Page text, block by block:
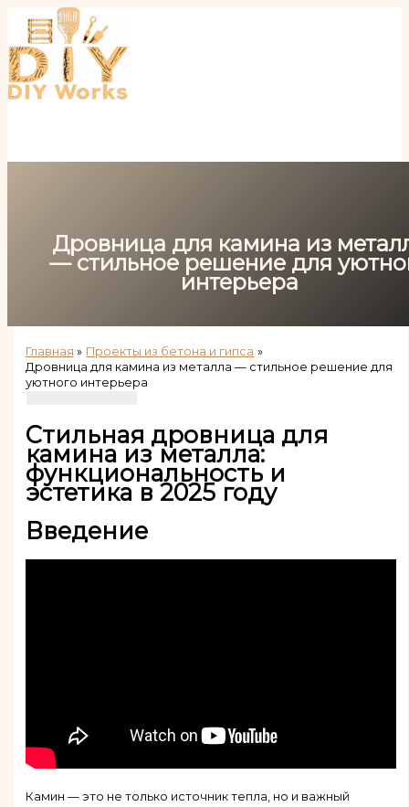
Перейти
содержимому
Дровница для камина из
— стильное решение для
интерьера
Главная
Проекты из бетона и гипса
Дровница для камина из металла — стильное решение для
уютного интерьера
Стильная дровница для
камина из металла:
функциональность и
эстетика в 2025 году
Введение
Камин — это не только источник тепла, но и важный